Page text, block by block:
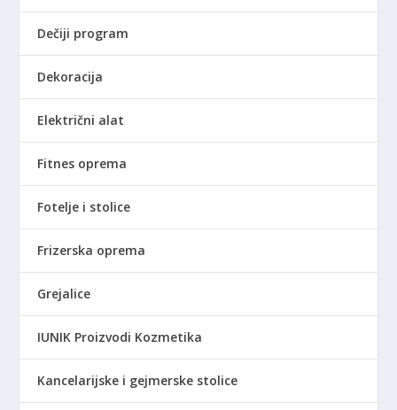
Dečiji program
Dekoracija
Električni alat
Fitnes oprema
Fotelje i stolice
Frizerska oprema
Grejalice
IUNIK Proizvodi Kozmetika
Kancelarijske i gejmerske stolice